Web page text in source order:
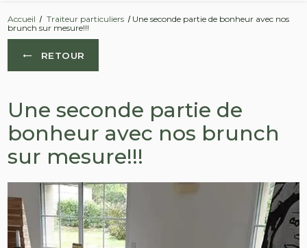
Accueil Traiteur particuliers
Une seconde partie de bonheur avec nos
brunch sur mesure!!!
RETOUR
Une seconde partie de
bonheur avec nos brunch
sur mesure!!!